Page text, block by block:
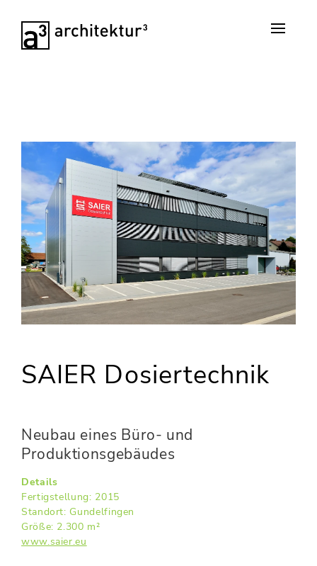
SAIER Dosiertechnik
Neubau eines Büro- und
Produktionsgebäudes
Details
Fertigstellung: 2015
Standort: Gundelfingen
Größe: 2.300 m²
www.saier.eu